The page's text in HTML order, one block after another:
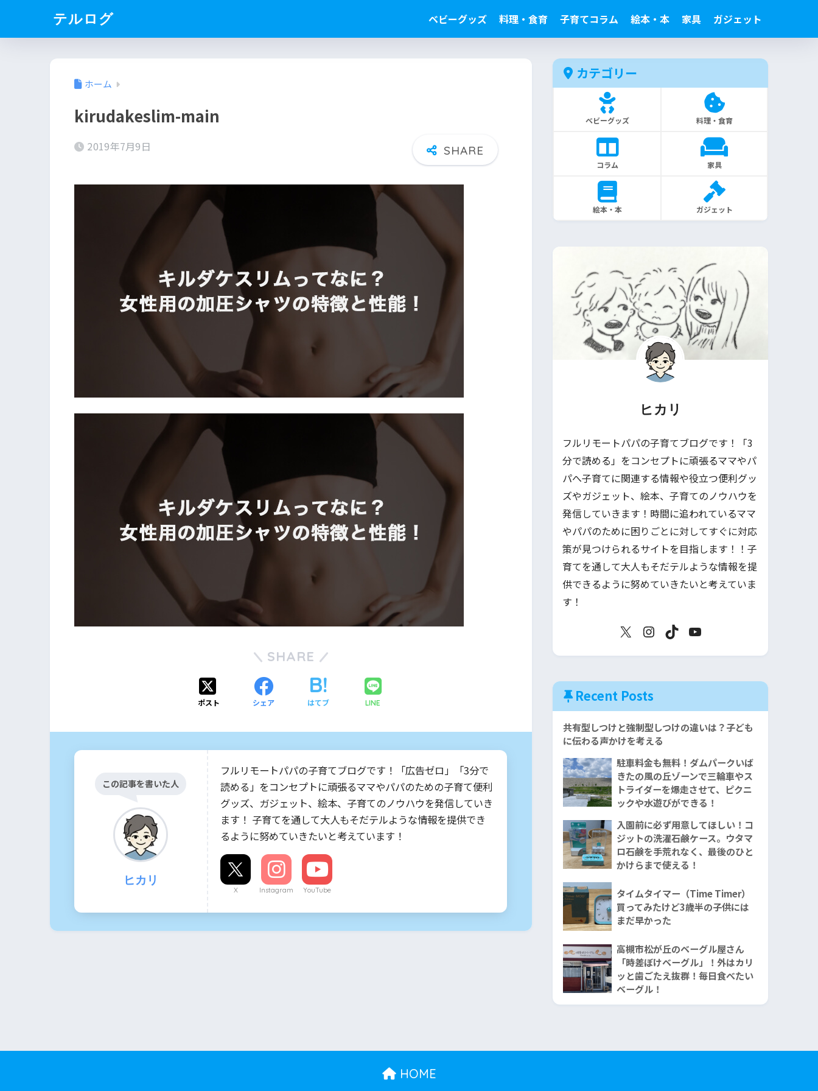
テルログ ベビーグッズ 料理・食育 子育てコラム 絵本・本 家具 ガジェット
ホーム
kirudakeslim-main
2019年7月9日
SHARE
ポスト シェア はてブ LINE
この記事を書いた人
ヒカリ
フルリモートパパの子育てブログです！「広告ゼロ」「3分で
読める」をコンセプトに頑張るママやパパのための子育て便利
グッズ、ガジェット、絵本、子育てのノウハウを発信していき
ます！ 子育てを通して大人もそだテルような情報を提供でき
るように努めていきたいと考えています！
X Instagram YouTube
カテゴリー
ベビーグッズ 料理・食育
コラム 家具
絵本・本 ガジェット
ヒカリ
フルリモートパパの子育てブログです！「3
分で読める」をコンセプトに頑張るママやパ
パへ子育てに関連する情報や役立つ便利グッ
ズやガジェット、絵本、子育てのノウハウを
発信していきます！時間に追われているママ
やパパのために困りごとに対してすぐに対応
策が見つけられるサイトを目指します！！子
育てを通して大人もそだテルような情報を提
供できるように努めていきたいと考えていま
す！
Recent Posts
共有型しつけと強制型しつけの違いは？子ども
に伝わる声かけを考える
駐車料金も無料！ダムパークいば
きたの風の丘ゾーンで三輪車やス
トライダーを爆走させて、ピクニ
ックや水遊びができる！
入園前に必ず用意してほしい！コ
ジットの洗濯石鹸ケース。ウタマ
ロ石鹸を手荒れなく、最後のひと
かけらまで使える！
タイムタイマー（Time Timer）
買ってみたけど3歳半の子供には
まだ早かった
高槻市松が丘のベーグル屋さん
「時差ぼけベーグル」！外はカリ
ッと歯ごたえ抜群！毎日食べたい
ベーグル！
HOME